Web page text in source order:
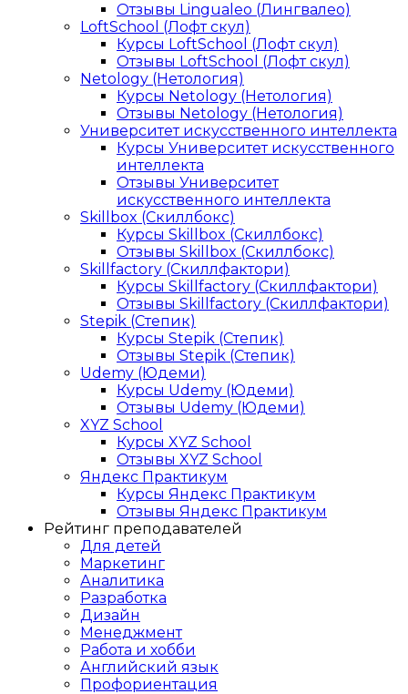
Отзывы Lingualeo (Лингвалео)
LoftSchool (Лофт скул)
Курсы LoftSchool (Лофт скул)
Отзывы LoftSchool (Лофт скул)
Netology (Нетология)
Курсы Netology (Нетология)
Отзывы Netology (Нетология)
Университет искусственного интеллекта
Курсы Университет искусственного
интеллекта
Отзывы Университет
искусственного интеллекта
Skillbox (Скиллбокс)
Курсы Skillbox (Скиллбокс)
Отзывы Skillbox (Скиллбокс)
Skillfactory (Скиллфактори)
Курсы Skillfactory (Скиллфактори)
Отзывы Skillfactory (Скиллфактори)
Stepik (Степик)
Курсы Stepik (Степик)
Отзывы Stepik (Степик)
Udemy (Юдеми)
Курсы Udemy (Юдеми)
Отзывы Udemy (Юдеми)
XYZ School
Курсы XYZ School
Отзывы XYZ School
Яндекс Практикум
Курсы Яндекс Практикум
Отзывы Яндекс Практикум
Рейтинг преподавателей
Для детей
Маркетинг
Аналитика
Разработка
Дизайн
Менеджмент
Работа и хобби
Английский язык
Профориентация